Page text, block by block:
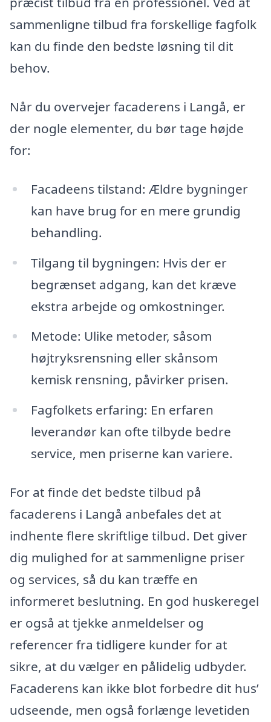
sammenligne tilbud fra forskellige fagfolk
kan du finde den bedste løsning til dit
behov.
Når du overvejer facaderens i Langå, er
der nogle elementer, du bør tage højde
for:
Facadeens tilstand: Ældre bygninger
kan have brug for en mere grundig
behandling.
Tilgang til bygningen: Hvis der er
begrænset adgang, kan det kræve
ekstra arbejde og omkostninger.
Metode: Ulike metoder, såsom
højtryksrensning eller skånsom
kemisk rensning, påvirker prisen.
Fagfolkets erfaring: En erfaren
leverandør kan ofte tilbyde bedre
service, men priserne kan variere.
For at finde det bedste tilbud på
facaderens i Langå anbefales det at
indhente flere skriftlige tilbud. Det giver
dig mulighed for at sammenligne priser
og services, så du kan træffe en
informeret beslutning. En god huskeregel
er også at tjekke anmeldelser og
referencer fra tidligere kunder for at
sikre, at du vælger en pålidelig udbyder.
Facaderens kan ikke blot forbedre dit hus’
udseende, men også forlænge levetiden